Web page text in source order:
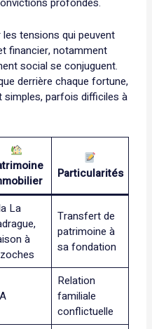
tensions qui peuvent
financier, notamment
social se conjuguent.
derrière chaque fortune,
parfois difficiles à
Particularités
La
à
Transfert de
patrimoine à
sa fondation
Relation
familiale
conflictuelle